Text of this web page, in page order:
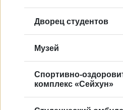
Дворец студентов
Музей
Спортивно-
комплекс «Сейхун»